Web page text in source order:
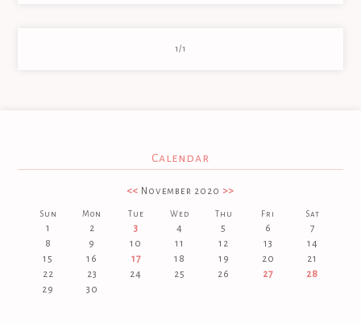
1/1
Calendar
<< November 2020 >>
Sun Mon Tue Wed Thu Fri Sat
1 2 3 4 5 6
7
8
9 10 11 12 13
14
15
16 17 18 19 20
21
22
23 24 25 26 27
28
29
30